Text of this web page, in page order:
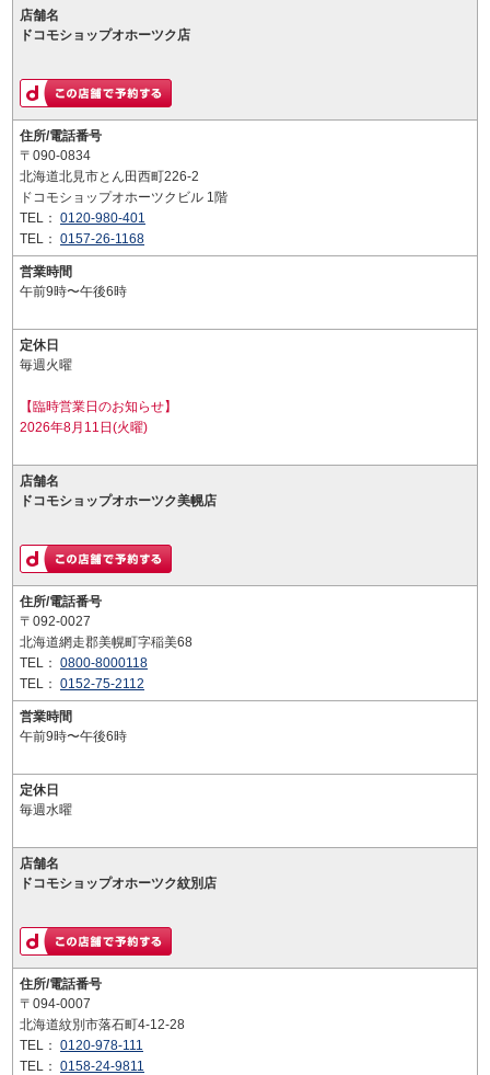
店舗名
ドコモショップオホーツク店
住所/電話番号
〒090-0834
北海道北見市とん田西町226-2
ドコモショップオホーツクビル 1階
TEL： 0120-980-401
TEL： 0157-26-1168
営業時間
午前9時〜午後6時
定休日
毎週火曜
【臨時営業日のお知らせ】
2026年8月11日(火曜)
店舗名
ドコモショップオホーツク美幌店
住所/電話番号
〒092-0027
北海道網走郡美幌町字稲美68
TEL： 0800-8000118
TEL： 0152-75-2112
営業時間
午前9時〜午後6時
定休日
毎週水曜
店舗名
ドコモショップオホーツク紋別店
住所/電話番号
〒094-0007
北海道紋別市落石町4-12-28
TEL： 0120-978-111
TEL： 0158-24-9811